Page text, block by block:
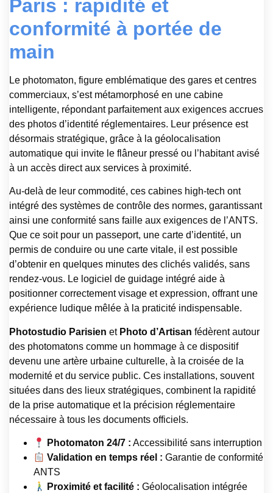
Paris : rapidité et
conformité à portée de
main
Le photomaton, figure emblématique des gares et centres
commerciaux, s’est métamorphosé en une cabine
intelligente, répondant parfaitement aux exigences accrues
des photos d’identité réglementaires. Leur présence est
désormais stratégique, grâce à la géolocalisation
automatique qui invite le flâneur pressé ou l’habitant avisé
à un accès direct aux services à proximité.
Au-delà de leur commodité, ces cabines high-tech ont
intégré des systèmes de contrôle des normes, garantissant
ainsi une conformité sans faille aux exigences de l’ANTS.
Que ce soit pour un passeport, une carte d’identité, un
permis de conduire ou une carte vitale, il est possible
d’obtenir en quelques minutes des clichés validés, sans
rendez-vous. Le logiciel de guidage intégré aide à
positionner correctement visage et expression, offrant une
expérience ludique mêlée à la praticité indispensable.
Photostudio Parisien et Photo d’Artisan fédèrent autour
des photomatons comme un hommage à ce dispositif
devenu une artère urbaine culturelle, à la croisée de la
modernité et du service public. Ces installations, souvent
situées dans des lieux stratégiques, combinent la rapidité
de la prise automatique et la précision réglementaire
nécessaire à tous les documents officiels.
Photomaton 24/7 : Accessibilité sans interruption
Validation en temps réel : Garantie de conformité
ANTS
Proximité et facilité : Géolocalisation intégrée